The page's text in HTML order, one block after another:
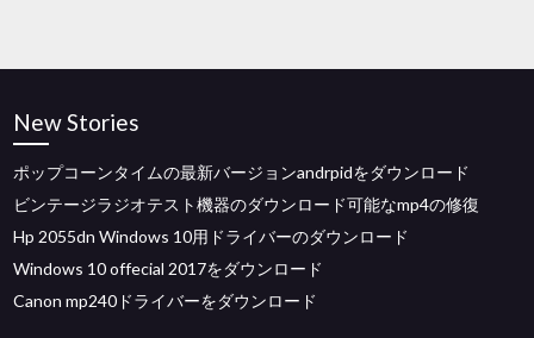
New Stories
ポップコーンタイムの最新バージョンandrpidをダウンロード
ビンテージラジオテスト機器のダウンロード可能なmp4の修復
Hp 2055dn Windows 10用ドライバーのダウンロード
Windows 10 offecial 2017をダウンロード
Canon mp240ドライバーをダウンロード